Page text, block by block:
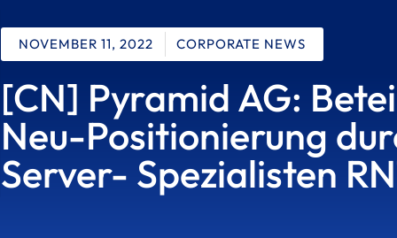
NOVEMBER 11, 2022 CORPORATE NEWS
[CN] Pyramid AG:
Neu-Positionierung
Server- Spezialisten